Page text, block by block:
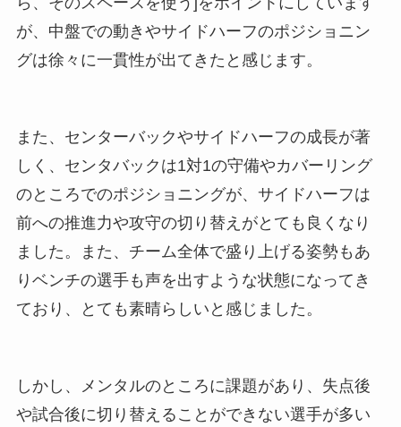
が、中盤での動きやサイドハーフのポジショニン
グは徐々に一貫性が出てきたと感じます。
また、センターバックやサイドハーフの成長が著
しく、センタバックは1対1の守備やカバーリング
のところでのポジショニングが、サイドハーフは
前への推進力や攻守の切り替えがとても良くなり
ました。また、チーム全体で盛り上げる姿勢もあ
りベンチの選手も声を出すような状態になってき
ており、とても素晴らしいと感じました。
しかし、メンタルのところに課題があり、失点後
や試合後に切り替えることができない選手が多い